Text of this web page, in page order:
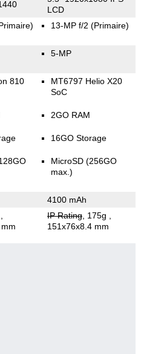
LCD
13-MP f/2 (Primaire)
5-MP
810
MT6797 Helio X20
SoC
2GO RAM
16GO Storage
MicroSD (256GO
max.)
4100 mAh
IP Rating, 175g
151x76x8.4 mm